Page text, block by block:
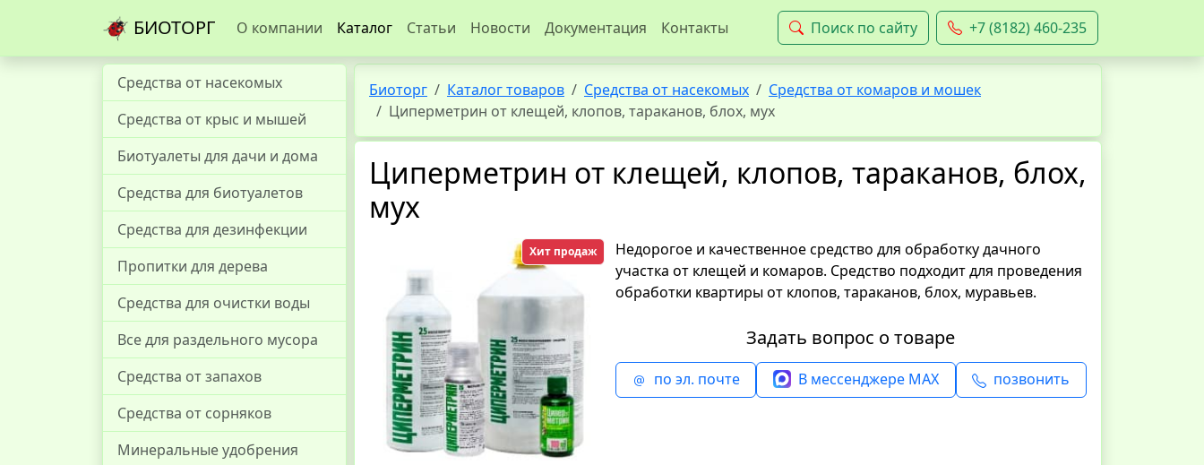
БИОТОРГ О компании Каталог Статьи Новости Документация Контакты Поиск по сайту +7 (8182) 460-235
Средства от насекомых
Средства от крыс и мышей
Биотуалеты для дачи и дома
Средства для биотуалетов
Средства для дезинфекции
Пропитки для дерева
Средства для очистки воды
Все для раздельного мусора
Средства от запахов
Средства от сорняков
Минеральные удобрения
Биоторг Каталог товаров Средства от насекомых
Средства от комаров и мошек
Циперметрин от клещей, клопов, тараканов, блох, мух
Циперметрин от клещей, клопов, тараканов, блох,
мух
Хит продаж
Недорогое и качественное средство для обработку дачного
участка от клещей и комаров. Средство подходит для проведения
обработки квартиры от клопов, тараканов, блох, муравьев.
Задать вопрос о товаре
по эл. почте В мессенджере MAX позвонить